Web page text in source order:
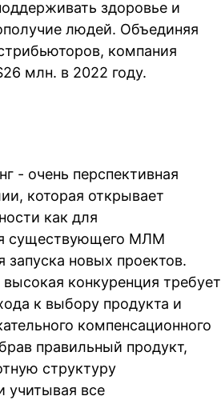
здоровье и
людей. Объединяя
компания
млн. в 2022 году.
- очень перспективная
которая открывает
как для
существующего МЛМ
запуска новых проектов.
конкуренция требует
к выбору продукта и
компенсационного
правильный продукт,
структуру
учитывая все